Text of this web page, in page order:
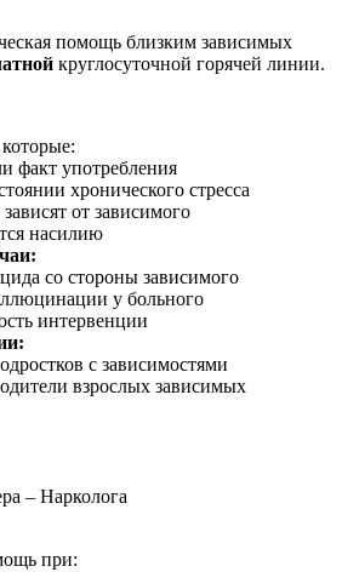
помощь близким зависимых
круглосуточной горячей линии.
которые:
факт употребления
хронического стресса
от зависимого
насилию
со стороны зависимого
у больного
интервенции
с зависимостями
взрослых зависимых
– Нарколога
при: